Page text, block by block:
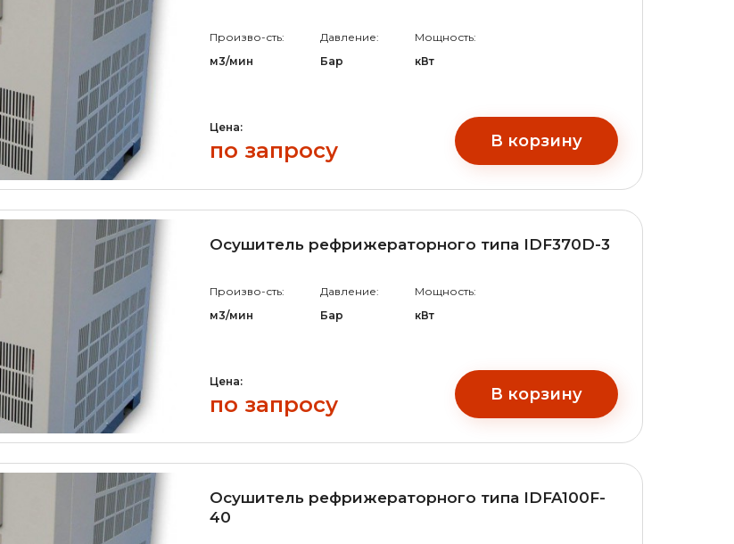
Произво-сть:
м3/мин
Давление:
Бар
Мощность:
кВт
Цена:
по запросу В корзину
Осушитель рефрижераторного типа IDF370D-3
Произво-сть:
м3/мин
Давление:
Бар
Мощность:
кВт
Цена:
по запросу В корзину
Осушитель рефрижераторного типа IDFA100F-
40